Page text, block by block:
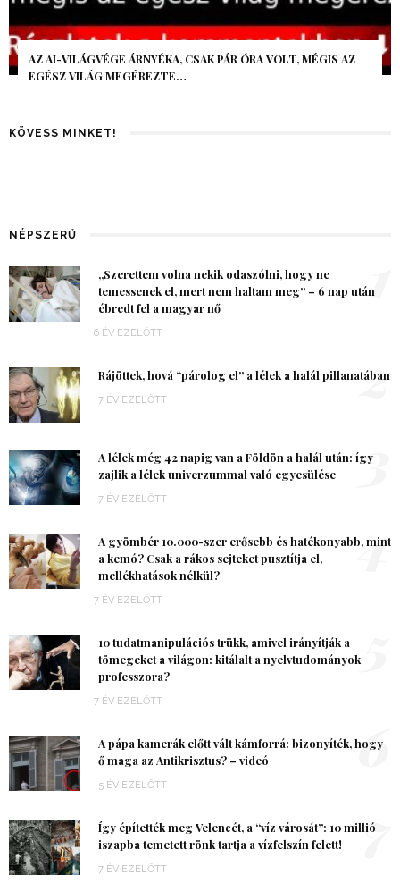
AZ AI-VILÁGVÉGE ÁRNYÉKA, CSAK PÁR ÓRA VOLT, MÉGIS AZ
EGÉSZ VILÁG MEGÉREZTE…
KÖVESS MINKET!
NÉPSZERŰ
„Szerettem volna nekik odaszólni, hogy ne
temessenek el, mert nem haltam meg” – 6 nap után
ébredt fel a magyar nő
6 ÉV EZELŐTT
1
Rájöttek, hová “párolog el” a lélek a halál pillanatában
7 ÉV EZELŐTT 2
A lélek még 42 napig van a Földön a halál után: így
zajlik a lélek univerzummal való egyesülése
7 ÉV EZELŐTT
3
A gyömbér 10.000-szer erősebb és hatékonyabb, mint
a kemó? Csak a rákos sejteket pusztítja el,
mellékhatások nélkül?
7 ÉV EZELŐTT
4
10 tudatmanipulációs trükk, amivel irányítják a
tömegeket a világon: kitálalt a nyelvtudományok
professzora?
7 ÉV EZELŐTT
A pápa kamerák előtt vált kámforrá: bizonyíték, hogy
ő maga az Antikrisztus? – videó
5 ÉV EZELŐTT
6
Így építették meg Velencét, a “víz városát”: 10 millió
iszapba temetett rönk tartja a vízfelszín felett!
7 ÉV EZELŐTT
7